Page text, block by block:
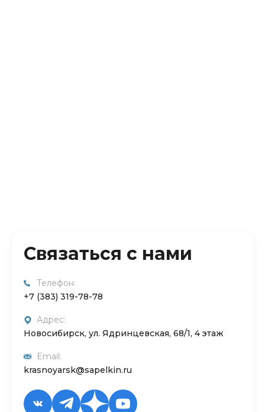
Связаться с нами
Телефон:
+7 (383) 319-78-78
Адрес:
Новосибирск, ул. Ядринцевская, 68/1, 4 этаж
Email:
krasnoyarsk@sapelkin.ru